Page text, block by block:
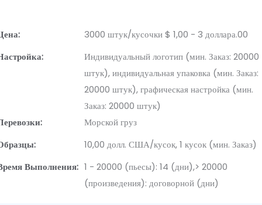
3000 штук/кусочки $ 1,00 - 3 доллара.00
Индивидуальный логотип (мин. Заказ: 20000
штук), индивидуальная упаковка (мин. Заказ:
20000 штук), графическая настройка (мин.
Заказ: 20000 штук)
Морской груз
10,00 долл. США/кусок, 1 кусок (мин. Заказ)
Выполнения: 1 - 20000 (пьесы): 14 (дни),> 20000
(произведения): договорной (дни)